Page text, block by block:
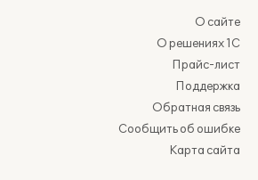
О сайте
О решениях 1С
Прайс-лист
Поддержка
Обратная связь
Сообщить об ошибке
Карта сайта